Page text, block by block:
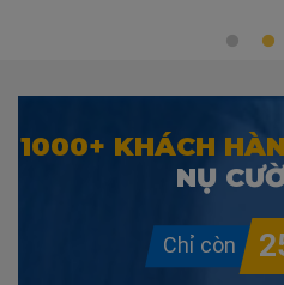
1000+ KHÁCH
NỤ